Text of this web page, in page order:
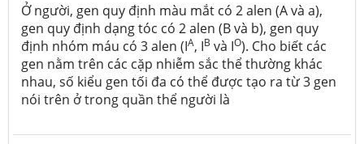
Ở người, gen quy định màu mắt có 2 alen (A và a),
gen quy định dạng tóc có 2 alen (B và b), gen quy
định nhóm máu có 3 alen (IA, IB và IO). Cho biết các
gen nằm trên các cặp nhiễm sắc thể thường khác
nhau, số kiểu gen tối đa có thể được tạo ra từ 3 gen
nói trên ở trong quần thể người là